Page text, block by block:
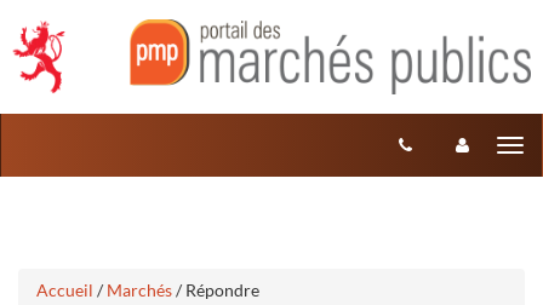
contenu
Accueil / Marchés/ Répondre